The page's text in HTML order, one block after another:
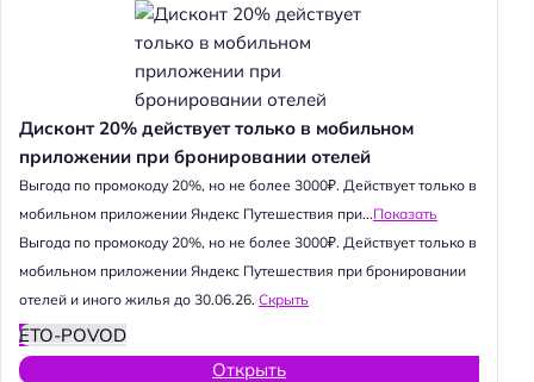
Дисконт 20% действует только в мобильном
приложении при бронировании отелей
Выгода по промокоду 20%, но не более 3000₽. Действует только в
мобильном приложении Яндекс Путешествия при...Показать
Выгода по промокоду 20%, но не более 3000₽. Действует только в
мобильном приложении Яндекс Путешествия при бронировании
отелей и иного жилья до 30.06.26. Скрыть
ETO-POVOD
Открыть